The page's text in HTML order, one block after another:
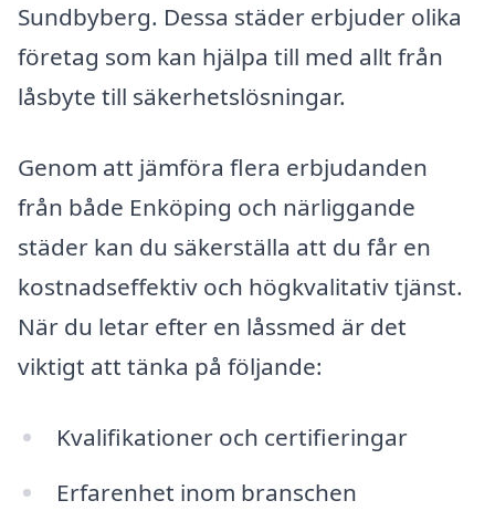
Sundbyberg. Dessa städer erbjuder olika
företag som kan hjälpa till med allt från
låsbyte till säkerhetslösningar.
Genom att jämföra flera erbjudanden
från både Enköping och närliggande
städer kan du säkerställa att du får en
kostnadseffektiv och högkvalitativ tjänst.
När du letar efter en låssmed är det
viktigt att tänka på följande:
Kvalifikationer och certifieringar
Erfarenhet inom branschen